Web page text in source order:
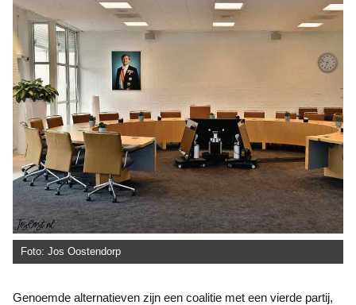
Foto: Jos Oostendorp
Genoemde alternatieven zijn een coalitie met een vierde partij,